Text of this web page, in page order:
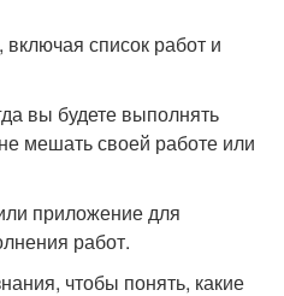
список работ и
вы будете выполнять
мешать своей работе или
приложение для
работ.
чтобы понять, какие